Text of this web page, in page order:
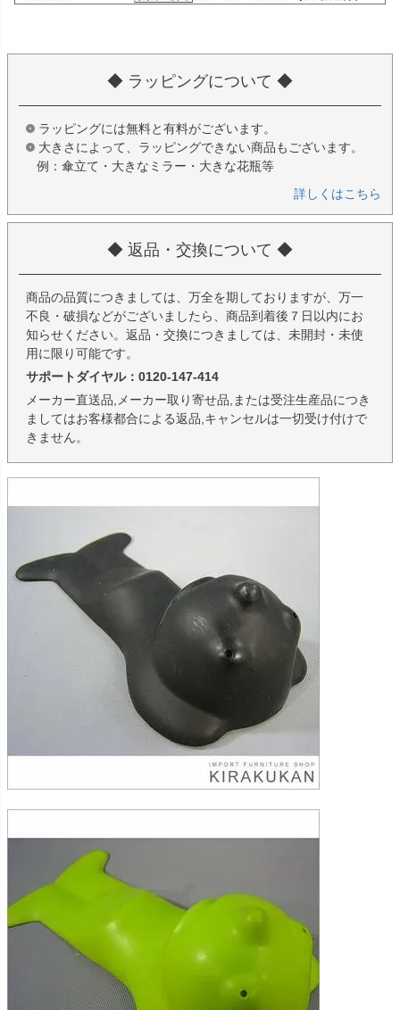
◆ ラッピングについて ◆
ラッピングには無料と有料がございます。
大きさによって、ラッピングできない商品もございます。
例：傘立て・大きなミラー・大きな花瓶等
詳しくはこちら
◆ 返品・交換について ◆
商品の品質につきましては、万全を期しておりますが、万一
不良・破損などがございましたら、商品到着後７日以内にお
知らせください。返品・交換につきましては、未開封・未使
用に限り可能です。
サポートダイヤル：0120-147-414
メーカー直送品,メーカー取り寄せ品,または受注生産品につき
ましてはお客様都合による返品,キャンセルは一切受け付けで
きません。